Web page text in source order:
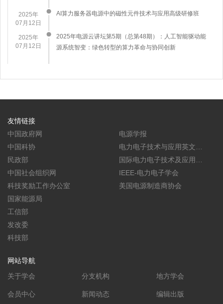
2025年
07月12日
AI算力服务器电源中的磁性元件技术与应用高级研修班
2025年
07月12日
2025年电源云讲坛第5期（总第48期）：人工智能驱动能
源系统智变：绿色转型的算力革命与协同创新
友情链接
中国政府网
中国科协
民政部
中国社会组织网
科技奖励工作办公室
国家能源局
工信部
发改委
科技部
电源学报
电力电子技术与应用英文学
报(CPSS TPEA)
国际电力电子技术及应用会
议暨展览会(PEAC)
IEEE-电力电子学会
美国电源制造商协会
网站导航
关于学会
分支机构 地方学会
会员中心 新闻动态 编辑出版